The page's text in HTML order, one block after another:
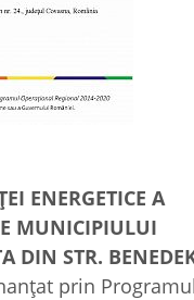
ENERGETICE A
MUNICIPIULUI
DIN STR.
prin